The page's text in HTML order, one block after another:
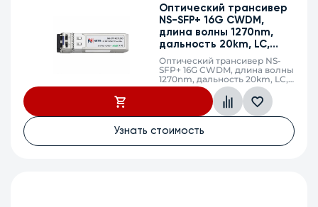
Оптический трансивер
NS-SFP+ 16G CWDM,
длина волны 1270nm,
дальность 20km, LC,
DDM
Оптический трансивер NS-
SFP+ 16G CWDM, длина волны
1270nm, дальность 20km, LC,
DDM
Узнать стоимость